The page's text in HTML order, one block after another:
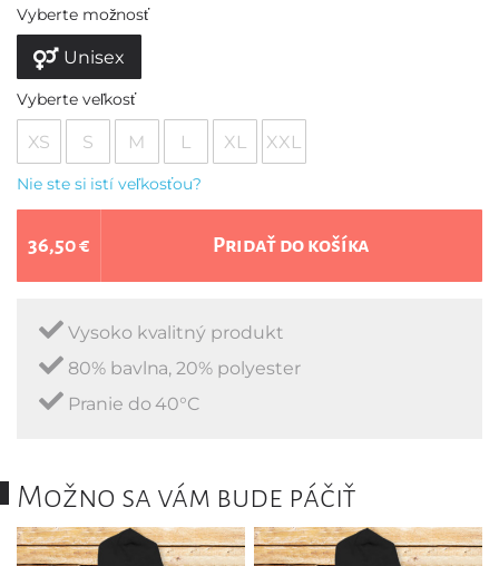
Vyberte možnosť
Unisex
Vyberte veľkosť
XS S M L XL XXL
Nie ste si istí veľkosťou?
36,50 € Pridať do košíka
Vysoko kvalitný produkt
80% bavlna, 20% polyester
Pranie do 40°C
Možno sa vám bude páčiť